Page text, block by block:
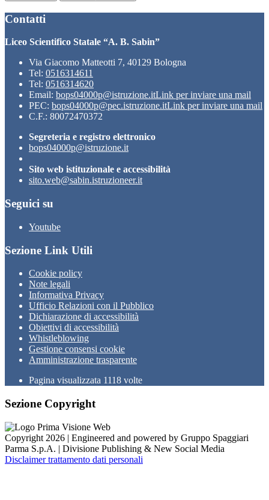
Contatti
Liceo Scientifico Statale “A. B. Sabin”
Via Giacomo Matteotti 7, 40129 Bologna
Tel: 0516314611
Tel: 0516314620
Email: bops04000p@istruzione.itLink per inviare una mail
PEC: bops04000p@pec.istruzione.itLink per inviare una mail
C.F.: 80072470372
Segreteria e registro elettronico
bops04000p@istruzione.it
Sito web istituzionale e accessibilità
sito.web@sabin.istruzioneer.it
Seguici su
Youtube
Sezione Link Utili
Cookie policy
Note legali
Informativa Privacy
Ufficio Relazioni con il Pubblico
Dichiarazione di accessibilità
Obiettivi di accessibilità
Whistleblowing
Gestione consensi cookie
Amministrazione trasparente
Pagina visualizzata 1118 volte
Sezione Copyright
Copyright 2026 | Engineered and powered by Gruppo Spaggiari
Parma S.p.A. | Divisione Publishing & New Social Media
Disclaimer trattamento dati personali